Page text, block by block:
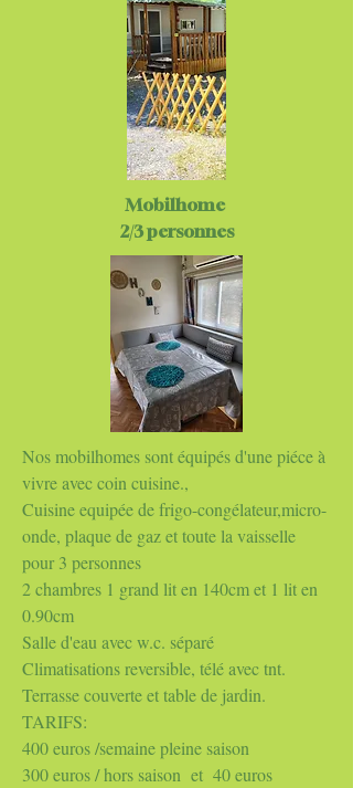
Mobilhome
2/3 personnes
Nos mobilhomes sont équipés d'une piéce à
vivre avec coin cuisine.,
Cuisine equipée de frigo-congélateur,micro-
onde, plaque de gaz et toute la vaisselle
pour 3 personnes
2 chambres 1 grand lit en 140cm et 1 lit en
0.90cm
Salle d'eau avec w.c. séparé
Climatisations reversible, télé avec tnt.
Terrasse couverte et table de jardin.
TARIFS:
400 euros /semaine pleine saison
300 euros / hors saison et 40 euros